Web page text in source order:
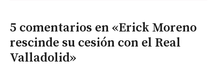
5 comentarios en «Erick Moreno
rescinde su cesión con el Real
Valladolid»